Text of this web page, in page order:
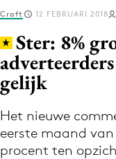
Log in
Volg het
Craft 12 FEBRUARI 2018
Ster: 8%
gelijk
Het nieuwe
eerste maand
procent ten